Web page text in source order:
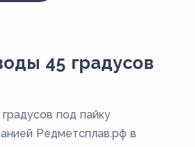
45 градусов
под пайку
Редметсплав.рф в